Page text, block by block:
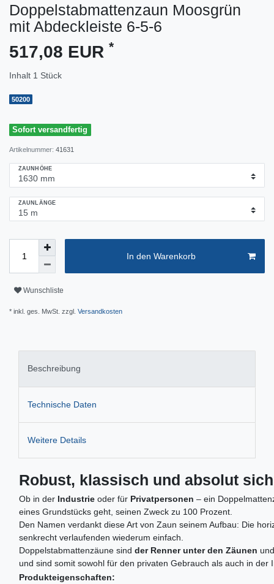
Doppelstabmattenzaun Moosgrün
mit Abdeckleiste 6-5-6
517,08 EUR *
Inhalt 1 Stück
50200
Sofort versandfertig
Artikelnummer: 41631
ZAUNHÖHE
ZAUNLÄNGE
In den Warenkorb
Wunschliste
* inkl. ges. MwSt. zzgl. Versandkosten
Beschreibung
Technische Daten
Weitere Details
Robust, klassisch und absolut
Ob in der Industrie oder für Privatpersonen – ein
eines Grundstücks geht, seinen Zweck zu 100 Prozent.
Den Namen verdankt diese Art von Zaun seinem Aufbau: Die
senkrecht verlaufenden wiederum einfach.
Doppelstabmattenzäune sind der Renner unter den Zäunen
und sind somit sowohl für den privaten Gebrauch als auch in
Produkteigenschaften: